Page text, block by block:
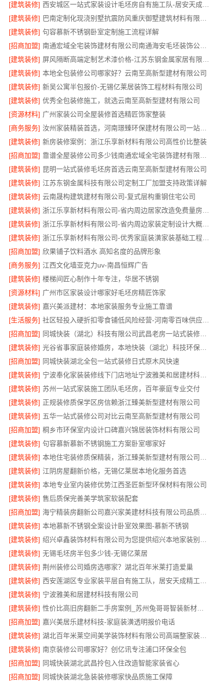
[建筑装修]
西安城区一站式家装设计毛坯房自有施工队-居安天成建筑工程
[建筑装修]
[建筑装修] 句容慕新不锈钢卧室定制施工流程详解
[招商加盟]
南通宏域全宅装饰建材有限公司南通海安毛坯装饰公司设计
[建筑装修]
[建筑装修] 本地全包装修公司哪家好？云南至高新型建材有限公司
[建筑装修] 新吴公寓半包报价-无锡亿莱居装饰工程材料有限公司
[建筑装修] 优秀全包装修施工，就选云南至高新型建材有限公司
[资源材料] 广州家装公司全屋装修首选精匠饰家整装
[商务服务]
汝州家装精装首选，河南璟臻环保建材有限公司一站式服务
[建筑装修] 新房装修案例：浙江乐享新材料有限公司高性价比整装
[招商加盟]
[建筑装修] 昆明一站式装修毛坯房首选云南至高新型建材有限公司
[建筑装修] 江苏东钢金属科技有限公司定制工厂加盟支持政策详解
[建筑装修] 云南晟构建筑建材有限公司-复式层构重钢住宅公司
[建筑装修]
[建筑装修]
浙江乐享新材料有限公司-省内周边家装定制设计大概报价
[建筑装修]
浙江乐享新材料有限公司-优秀家庭装潢家装基础工程施工案例
[招商加盟] 欣果铺子饮料酒水 高知名度的品牌形象
[商务服务] 江西文化墙亚克力uv-南昌恒辉广告
[建筑装修] 楼梯间匠心制作十年专注，华居不锈钢
[资源材料] 广州市区家装设计哪家好毛坯房精匠饰家
[建筑装修] 嘉兴美派建材：本地家装服务专业施工靠谱
[生活服务]
社区轻投入硬折扣零食铺低风险经营-河南零百味供应链有限公司
[招商加盟]
同城快装（湖北）科技有限公司武昌老房一站式装修北欧风靠谱
[建筑装修]
光谷省事家庭装修婚房，本地快装（湖北）科技环保整装
[招商加盟] 同城快装湖北全包一站式装修日式原木风快速
[建筑装修]
宁波奉化家装装修线下门店地址宁波雅美和居建材科技有限公司
[建筑装修] 苏州一站式家装施工团队毛坯房，百年豪庭专业交付
[建筑装修] 正规装修质保学区房信赖浙江臻美新型建材有限公司
[建筑装修] 五华一站式装修公司对比云南至高新型建材有限公司
[招商加盟] 桐乡市环保室内设计口碑嘉兴锦居装饰材料有限公司
[建筑装修] 句容慕新慕新不锈钢施工方案卧室哪家好
[建筑装修]
[建筑装修] 江阴房屋翻新价格，无锡亿莱居本地化服务首选
[建筑装修] 本地专业室内装修优势江西圣匠新型环保材料有限公司
[建筑装修] 售后质保完善美学筑家软装配套
[招商加盟]
海宁精装房翻新公司嘉兴家美建材科技有限公司品质保障
[建筑装修] 本地慕新不锈钢全案设计卧室效果图-慕新不锈钢
[建筑装修]
[建筑装修] 无锡毛坯房半包多少钱-无锡亿莱居
[建筑装修] 荆州装修公司婚房选哪家？湖北百年米莱打造爱巢
[建筑装修]
[建筑装修] 宁波雅美和居建材科技有限公司
[建筑装修]
性价比高旧房翻新二手房案例_苏州兔哥哥智装新材料有限公司
[招商加盟] 嘉兴美居乐建材科技-家庭装潢透明报价电话
[建筑装修]
湖北百年米莱空间美学装饰材料有限公司高端整家装修老房
[建筑装修] 南京装修公司哪家好？创亿讯专注浦口环保全包
[招商加盟] 同城快装湖北武昌拎包入住改造智能家装省心
[招商加盟] 同城快装湖北急装装修哪家快品质施工保障